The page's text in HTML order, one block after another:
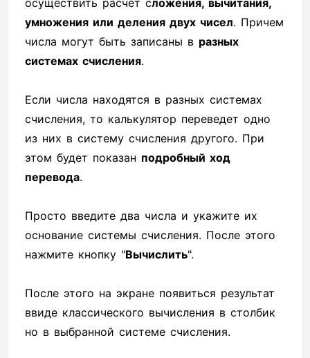
осуществить расчет сложения, вычитания,
умножения или деления двух чисел. Причем
числа могут быть записаны в разных
системах счисления.
Если числа находятся в разных системах
счисления, то калькулятор переведет одно
из них в систему счисления другого. При
этом будет показан подробный ход
перевода.
Просто введите два числа и укажите их
основание системы счисления. После этого
нажмите кнопку "Вычислить".
После этого на экране появиться результат
ввиде классического вычисления в столбик
но в выбранной системе счисления.